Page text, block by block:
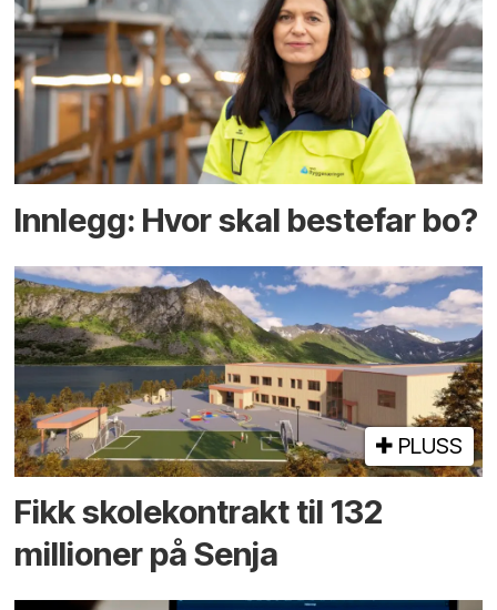
Innlegg: Hvor skal bestefar bo?
PLUSS
Fikk skole­kontrakt til 132
millioner på Senja